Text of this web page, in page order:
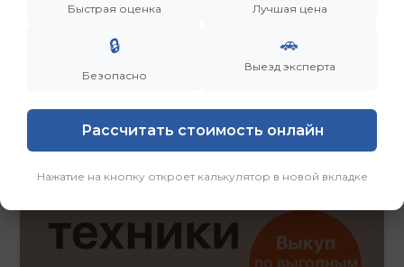
Быстрая оценка Лучшая цена
🔒
Безопасно
🚗
Выезд эксперта
Рассчитать стоимость онлайн
Нажатие на кнопку откроет калькулятор в новой вкладке